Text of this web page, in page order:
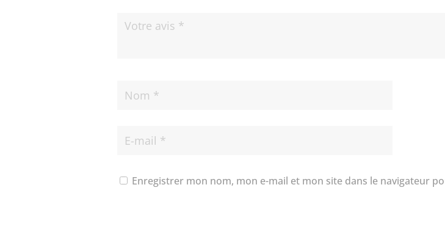
Enregistrer mon nom, mon e-mail et mon site dans le navigateur